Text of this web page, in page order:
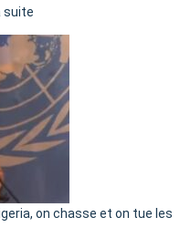
suite
Tegnér
exulte
« Zemmour
a
tout
parle
on chasse et on tue les